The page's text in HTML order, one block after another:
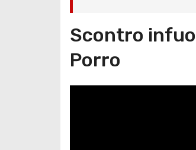
Scontro
Porro